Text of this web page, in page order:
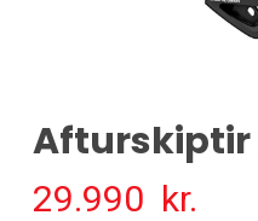
Afturskiptir
29.990 kr.